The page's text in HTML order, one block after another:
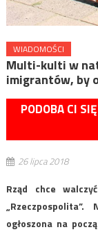
WIADOMOŚCI
Multi-kulti w
imigrantów, by
PODOBA CI
26 lipca 2018
Rząd chce
ogłoszona na